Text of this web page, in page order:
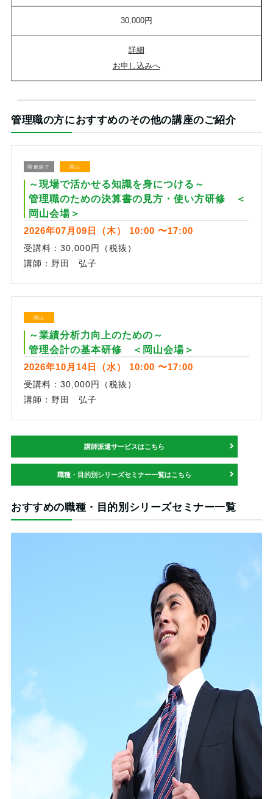
30,000円
詳細
お申し込みへ
管理職の方におすすめのその他の講座のご紹介
開催終了 岡山
～現場で活かせる知識を身につける～
管理職のための決算書の見方・使い方研修 ＜
岡山会場＞
2026年07月09日（木） 10:00 〜17:00
受講料：30,000円（税抜）
講師：野田 弘子
岡山
～業績分析力向上のための～
管理会計の基本研修 ＜岡山会場＞
2026年10月14日（水） 10:00 〜17:00
受講料：30,000円（税抜）
講師：野田 弘子
講師派遣サービスはこちら
職種・目的別シリーズセミナー一覧はこちら
おすすめの職種・目的別シリーズセミナー一覧